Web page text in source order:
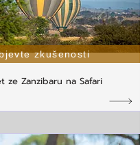
zkušenosti
ze Zanzibaru na Safari